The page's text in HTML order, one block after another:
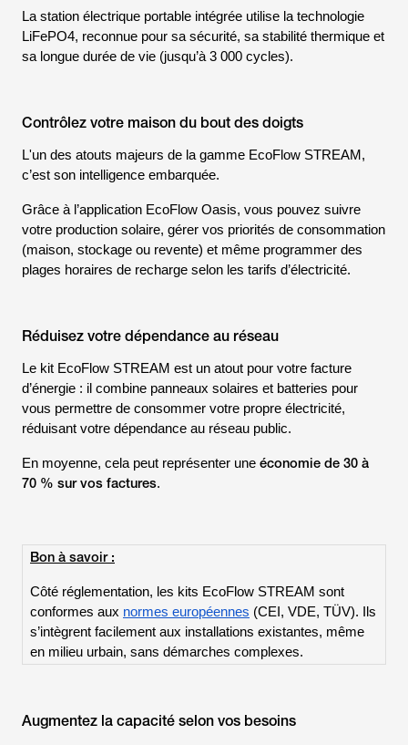
La station électrique portable intégrée utilise la technologie
LiFePO4, reconnue pour sa sécurité, sa stabilité thermique et
sa longue durée de vie (jusqu’à 3 000 cycles).
Contrôlez votre maison du bout des doigts
L'un des atouts majeurs de la gamme EcoFlow STREAM,
c’est son intelligence embarquée.
Grâce à l’application EcoFlow Oasis, vous pouvez suivre
votre production solaire, gérer vos priorités de consommation
(maison, stockage ou revente) et même programmer des
plages horaires de recharge selon les tarifs d’électricité.
Réduisez votre dépendance au réseau
Le kit EcoFlow STREAM est un atout pour votre facture
d’énergie : il combine panneaux solaires et batteries pour
vous permettre de consommer votre propre électricité,
réduisant votre dépendance au réseau public.
En moyenne, cela peut représenter une économie de 30 à
70 % sur vos factures.
Bon à savoir :
Côté réglementation, les kits EcoFlow STREAM sont
conformes aux normes européennes (CEI, VDE, TÜV). Ils
s’intègrent facilement aux installations existantes, même
en milieu urbain, sans démarches complexes.
Augmentez la capacité selon vos besoins